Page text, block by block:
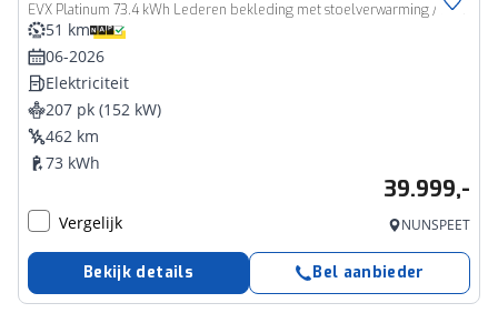
EVX Platinum 73.4 kWh Lederen bekleding met stoelverwarming / Draadloze telefoonlader / 1500km trekgewicht
51 km
06-2026
Elektriciteit
207 pk (152 kW)
462 km
73 kWh
39.999,-
Vergelijk NUNSPEET
Bekijk details Bel aanbieder